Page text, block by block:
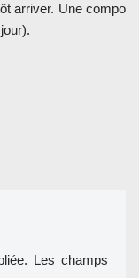
arriver. Une compo
Les champs